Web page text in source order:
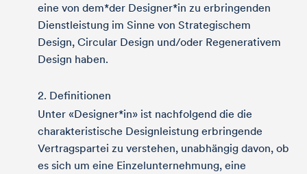
eine von dem*der Designer*in zu erbringenden
Dienstleistung im Sinne von Strategischem
Design, Circular Design und/oder Regenerativem
Design haben.
2. Definitionen
Unter «Designer*in» ist nachfolgend die die
charakteristische Designleistung erbringende
Vertragspartei zu verstehen, unabhängig davon, ob
es sich um eine Einzelunternehmung, eine